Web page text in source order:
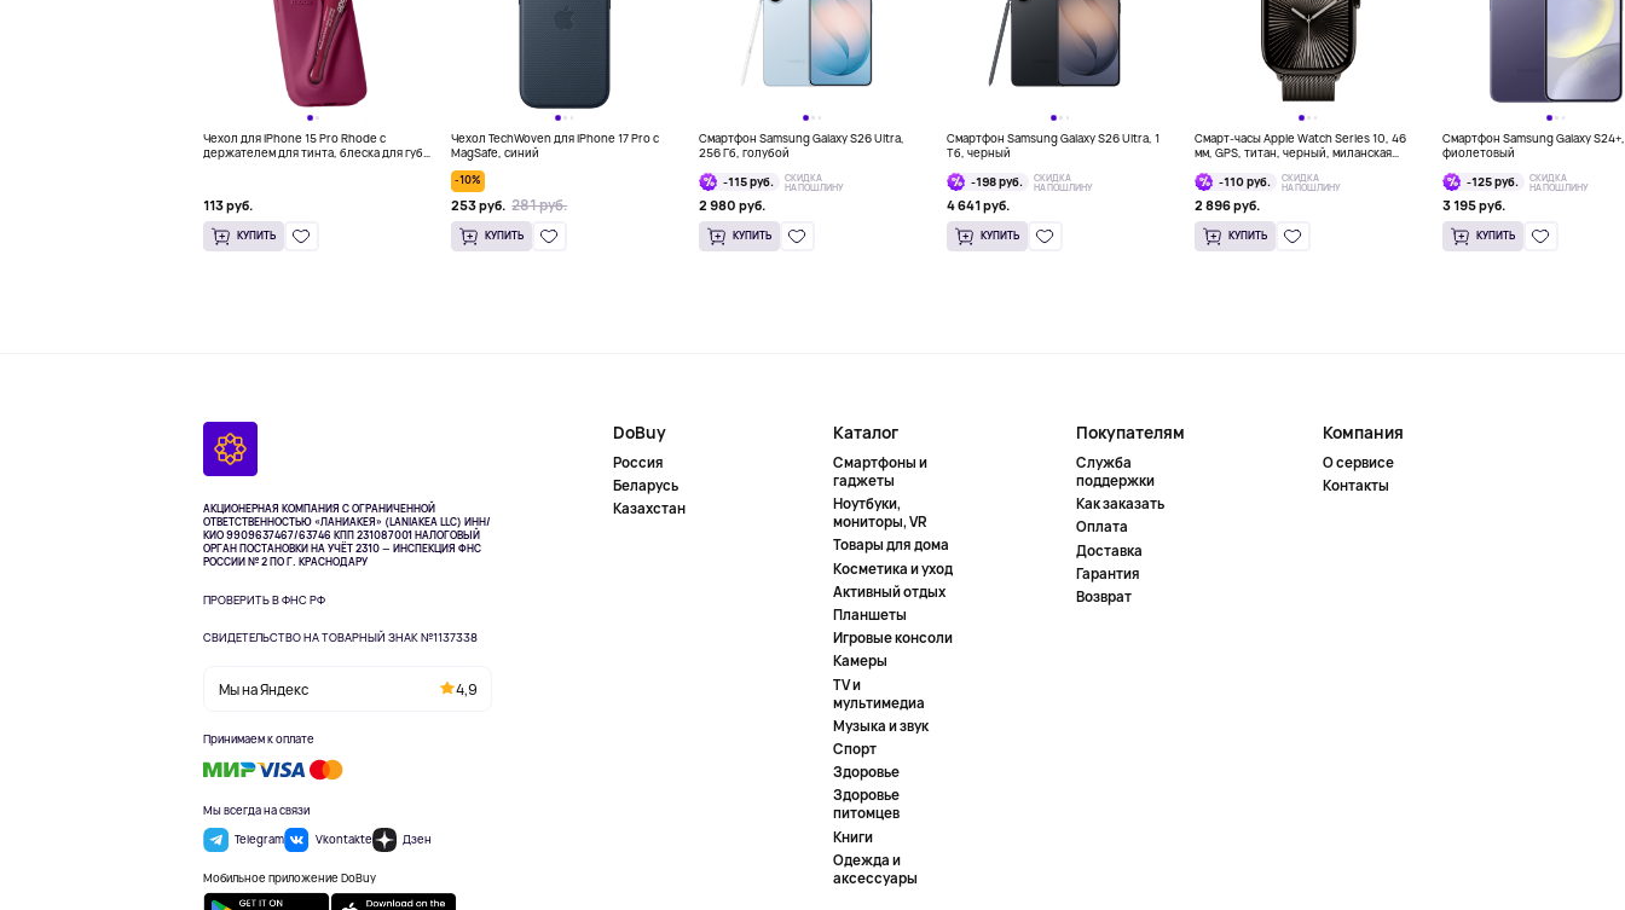
Чехол для iPhone 15 Pro Rhode с
держателем для тинта, блеска для губ,
113 руб.
КУПИТЬ
Чехол TechWoven для iPhone 17 Pro с
MagSafe, синий
-10%
253 руб. 281 руб.
КУПИТЬ
Смартфон Samsung Galaxy S26 Ultra,
256 Гб, голубой
-115 руб.
СКИДКА
НА ПОШЛИНУ
2 980 руб.
КУПИТЬ
Смартфон Samsung Galaxy S26 Ultra, 1
Тб, черный
-198 руб.
СКИДКА
НА ПОШЛИНУ
4 641 руб.
КУПИТЬ
Смарт-часы Apple Watch Series 10, 46
мм, GPS, титан, черный, миланская
-110 руб.
СКИДКА
НА ПОШЛИНУ
2 896 руб.
КУПИТЬ
Смартфон Samsung Galaxy
фиолетовый
-125 руб.
СКИДКА
НА ПОШЛИНУ
3 195 руб.
КУПИТЬ
АКЦИОНЕРНАЯ КОМПАНИЯ С ОГРАНИЧЕННОЙ
ОТВЕТСТВЕННОСТЬЮ «ЛАНИАКЕЯ» (LANIAKEA LLC) ИНН/
КИО 9909637467/63746 КПП 231087001НАЛОГОВЫЙ
ОРГАН ПОСТАНОВКИ НА УЧЁТ 2310 — ИНСПЕКЦИЯ ФНС
РОССИИ № 2 ПО Г. КРАСНОДАРУ
ПРОВЕРИТЬ В ФНС РФ
СВИДЕТЕЛЬСТВО НА ТОВАРНЫЙ ЗНАК №1137338
Мы на Яндекс 4,9
Принимаем к оплате
Мы всегда на связи
Telegram
Vkontakte Дзен
Мобильное приложение DoBuy
DoBuy
Россия
Беларусь
Казахстан
Каталог
Смартфоны и
гаджеты
Ноутбуки,
мониторы, VR
Товары для дома
Косметика и уход
Активный отдых
Планшеты
Игровые консоли
Камеры
TV и
мультимедиа
Музыка и звук
Спорт
Здоровье
Здоровье
питомцев
Книги
Одежда и
аксессуары
Покупателям
Служба
поддержки
Как заказать
Оплата
Доставка
Гарантия
Возврат
Компания
О сервисе
Контакты